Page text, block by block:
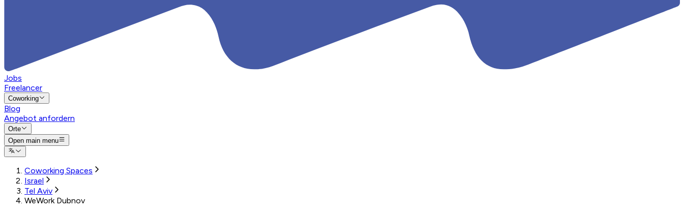
Jobs
Freelancer
Coworking
Blog
Angebot anfordern
Orte
Open main menu
Coworking Spaces
Israel
Tel Aviv
WeWork Dubnov